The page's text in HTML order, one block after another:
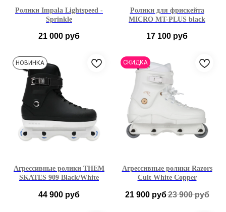
Ролики Impala Lightspeed -
Sprinkle
21 000 руб
36 под заказ
37 под заказ
38 под заказ
39 в наличии
40 под заказ
Ролики для фрискейта
MICRO MT-PLUS black
17 100 руб
36 39
40 41
44 46
НОВИНКА
Агрессивные ролики THEM
SKATES 909 Black/White
44 900 руб
СКИДКА
Агрессивные ролики Razors
Cult White Copper
21 900 руб23 900 руб